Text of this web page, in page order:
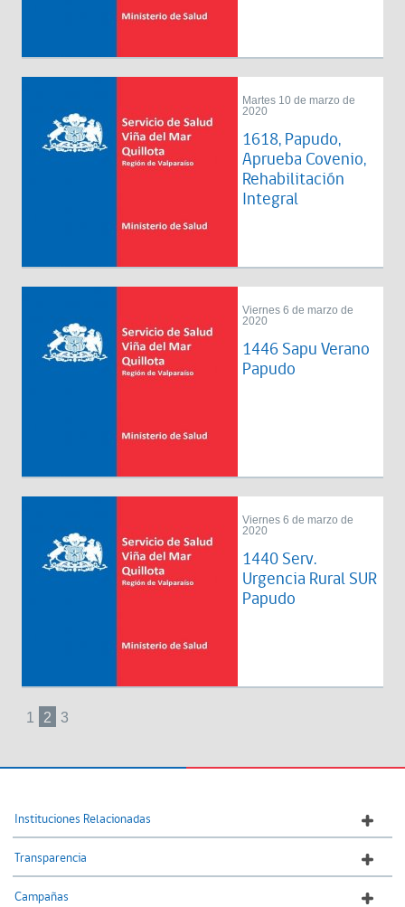
Martes 10 de marzo de
2020
1618, Papudo,
Aprueba Covenio,
Rehabilitación
Integral
Viernes 6 de marzo de
2020
1446 Sapu Verano
Papudo
Viernes 6 de marzo de
2020
1440 Serv.
Urgencia Rural SUR
Papudo
1 2 3
Instituciones Relacionadas
Transparencia
Campañas